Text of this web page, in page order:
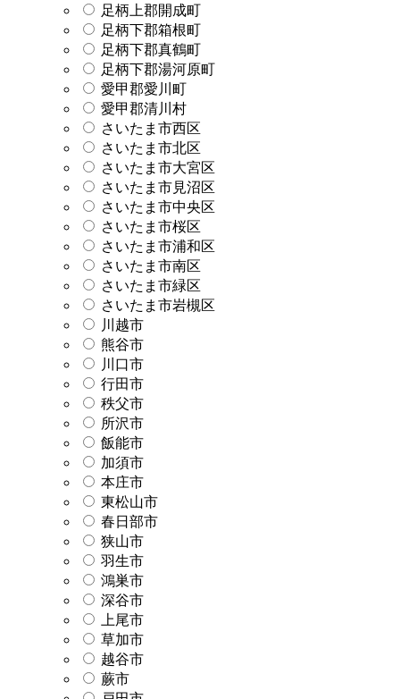
足柄上郡開成町
足柄下郡箱根町
足柄下郡真鶴町
足柄下郡湯河原町
愛甲郡愛川町
愛甲郡清川村
さいたま市西区
さいたま市北区
さいたま市大宮区
さいたま市見沼区
さいたま市中央区
さいたま市桜区
さいたま市浦和区
さいたま市南区
さいたま市緑区
さいたま市岩槻区
川越市
熊谷市
川口市
行田市
秩父市
所沢市
飯能市
加須市
本庄市
東松山市
春日部市
狭山市
羽生市
鴻巣市
深谷市
上尾市
草加市
越谷市
蕨市